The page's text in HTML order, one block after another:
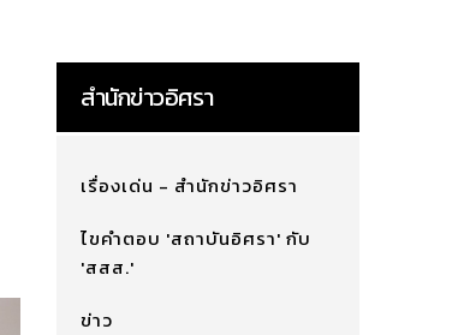
สำนักข่าวอิศรา
เรื่องเด่น - สำนักข่าวอิศรา
ไขคำตอบ 'สถาบันอิศรา' กับ
'สสส.'
ข่าว